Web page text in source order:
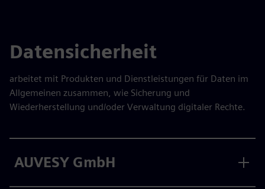
Datensicherheit
arbeitet mit Produkten und Dienstleistungen für Daten im
Allgemeinen zusammen, wie Sicherung und
Wiederherstellung und/oder Verwaltung digitaler Rechte.
AUVESY GmbH